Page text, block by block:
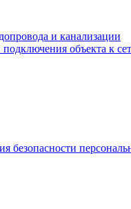
и канализации
объекта к
безопасности